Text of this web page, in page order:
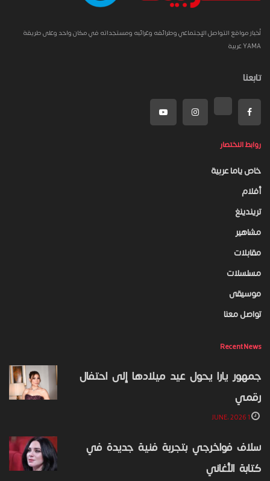
أخبار مواقع التواصل الإجتماعي وطرائفه وغرائبه ومستجداته في مكان واحد وعلى طريقة
YAMA عربية
تابعنا
روابط الاختصار
خاص ياما عربية
أفلام
تريندينغ
مشاهير
مقابلات
مسلسلات
موسيقى
تواصل معنا
Recent News
جمهور يارا يحول عيد ميلادها إلى احتفال
رقمي
سلاف فواخرجي بتجربة فنية جديدة في
كتابة الأغاني